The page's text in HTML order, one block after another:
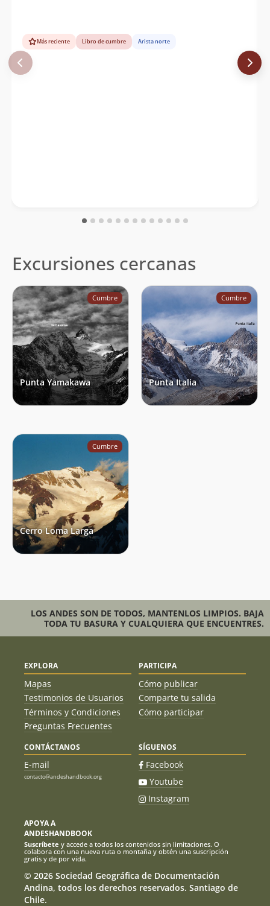
Más reciente Libro de cumbre Arista norte
Excursiones cercanas
Cumbre
Punta Yamakawa
Cumbre
Punta Italia
Cumbre
Cerro Loma Larga
LOS ANDES SON DE TODOS, MANTENLOS LIMPIOS. BAJA
TODA TU BASURA Y CUALQUIERA QUE ENCUENTRES.
EXPLORA
Mapas
Testimonios de Usuarios
Términos y Condiciones
Preguntas Frecuentes
PARTICIPA
Cómo publicar
Comparte tu salida
Cómo participar
CONTÁCTANOS
E-mail
contacto@andeshandbook.org
SÍGUENOS
Facebook
Youtube
Instagram
APOYA A
ANDESHANDBOOK
Suscríbete y accede a todos los contenidos sin limitaciones. O
colabora con una nueva ruta o montaña y obtén una suscripción
gratis y de por vida.
© 2026 Sociedad Geográfica de Documentación
Andina, todos los derechos reservados. Santiago de
Chile.